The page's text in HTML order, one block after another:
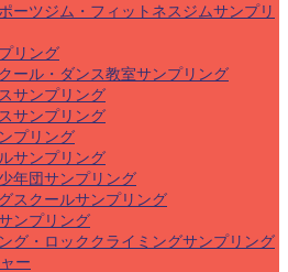
ーツジム・フィットネスジムサンプリ
リング
ール・ダンス教室サンプリング
サンプリング
サンプリング
プリング
サンプリング
年団サンプリング
スクールサンプリング
ンプリング
グ・ロッククライミングサンプリング
ー